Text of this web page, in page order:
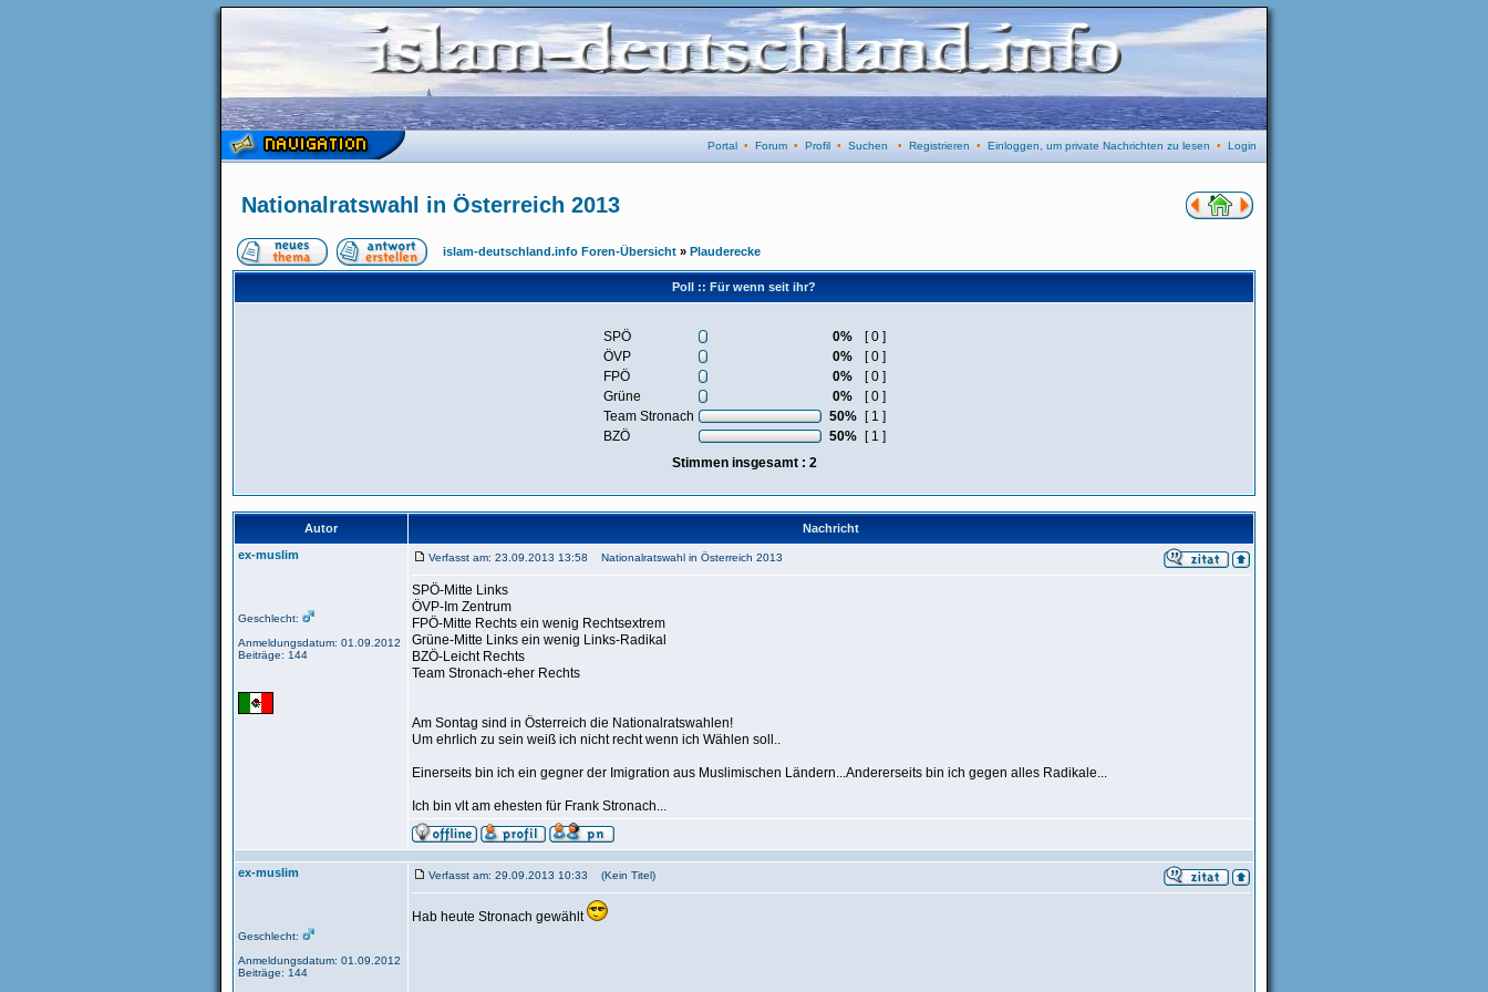
Portal • Forum • Profil • Suchen • Registrieren • Einloggen, um private Nachrichten zu lesen • Login
Nationalratswahl in Österreich 2013
islam-deutschland.info Foren-Übersicht » Plauderecke
Poll :: Für wenn seit ihr?
SPÖ 0%
[ 0 ]
ÖVP
0%
[ 0 ]
FPÖ
0%
[ 0 ]
Grüne
0%
[ 0 ]
Team Stronach
50%
[ 1 ]
BZÖ
50%
[ 1 ]
Stimmen insgesamt : 2
Autor
Nachricht
ex-muslim
Geschlecht:
Anmeldungsdatum: 01.09.2012
Beiträge: 144
Verfasst am: 23.09.2013 13:58 Nationalratswahl in Österreich 2013
SPÖ-Mitte Links
ÖVP-Im Zentrum
FPÖ-Mitte Rechts ein wenig Rechtsextrem
Grüne-Mitte Links ein wenig Links-Radikal
BZÖ-Leicht Rechts
Team Stronach-eher Rechts
Am Sontag sind in Österreich die Nationalratswahlen!
Um ehrlich zu sein weiß ich nicht recht wenn ich Wählen soll..
Einerseits bin ich ein gegner der Imigration aus Muslimischen Ländern...Andererseits bin ich gegen alles Radikale...
Ich bin vlt am ehesten für Frank Stronach...
ex-muslim
Geschlecht:
Anmeldungsdatum: 01.09.2012
Beiträge: 144
Verfasst am: 29.09.2013 10:33 (Kein Titel)
Hab heute Stronach gewählt